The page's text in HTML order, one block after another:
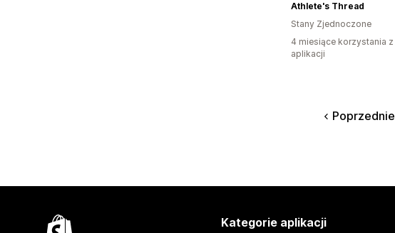
Athlete's Thread
Stany Zjednoczone
4 miesiące korzystania z
aplikacji
Poprzednie
Kategorie aplikacji